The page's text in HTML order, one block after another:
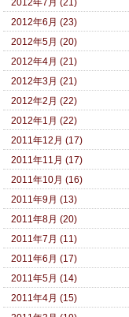
2012年7月 (21)
2012年6月 (23)
2012年5月 (20)
2012年4月 (21)
2012年3月 (21)
2012年2月 (22)
2012年1月 (22)
2011年12月 (17)
2011年11月 (17)
2011年10月 (16)
2011年9月 (13)
2011年8月 (20)
2011年7月 (11)
2011年6月 (17)
2011年5月 (14)
2011年4月 (15)